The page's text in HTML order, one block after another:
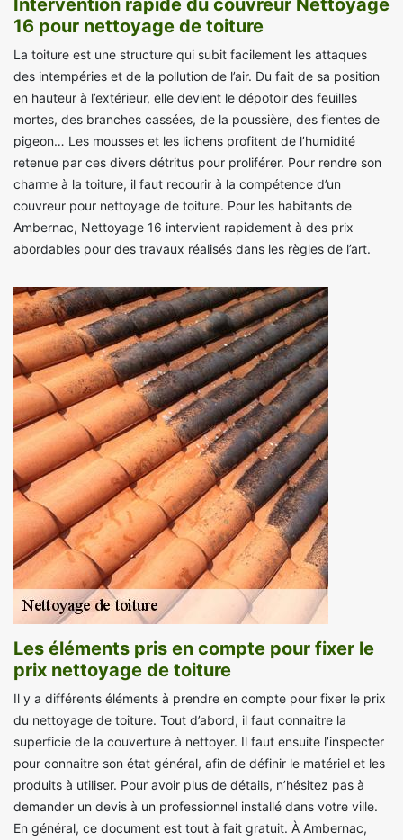
Intervention rapide du couvreur Nettoyage
16 pour nettoyage de toiture
La toiture est une structure qui subit facilement les attaques
des intempéries et de la pollution de l’air. Du fait de sa position
en hauteur à l’extérieur, elle devient le dépotoir des feuilles
mortes, des branches cassées, de la poussière, des fientes de
pigeon… Les mousses et les lichens profitent de l’humidité
retenue par ces divers détritus pour proliférer. Pour rendre son
charme à la toiture, il faut recourir à la compétence d’un
couvreur pour nettoyage de toiture. Pour les habitants de
Ambernac, Nettoyage 16 intervient rapidement à des prix
abordables pour des travaux réalisés dans les règles de l’art.
Les éléments pris en compte pour fixer le
prix nettoyage de toiture
Il y a différents éléments à prendre en compte pour fixer le prix
du nettoyage de toiture. Tout d’abord, il faut connaitre la
superficie de la couverture à nettoyer. Il faut ensuite l’inspecter
pour connaitre son état général, afin de définir le matériel et les
produits à utiliser. Pour avoir plus de détails, n’hésitez pas à
demander un devis à un professionnel installé dans votre ville.
En général, ce document est tout à fait gratuit. À Ambernac,